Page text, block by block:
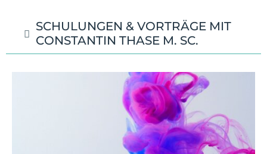
SCHULUNGEN & VORTRÄGE MIT
CONSTANTIN THASE M. SC.